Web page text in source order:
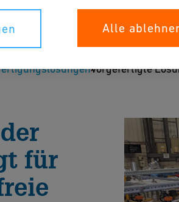
Vorgefertigte
für
Alle